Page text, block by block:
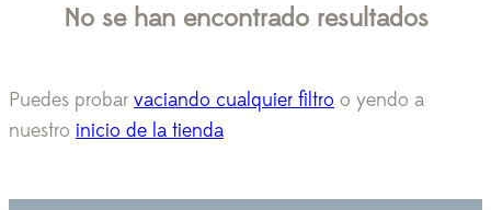
No se han encontrado resultados
Puedes probar vaciando cualquier filtro o yendo a
nuestro inicio de la tienda